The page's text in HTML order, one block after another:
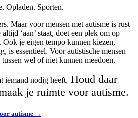
Opladen. Sporten.
Maar voor mensen met autisme is rust
‘aan’ staat, doet een plek om op
Ook je eigen tempo kunnen kiezen,
is essentieel. Voor autistische mensen
wel of niet kunnen meedoen.
iemand nodig heeft. Houd daar
je ruimte voor autisme.
autisme →